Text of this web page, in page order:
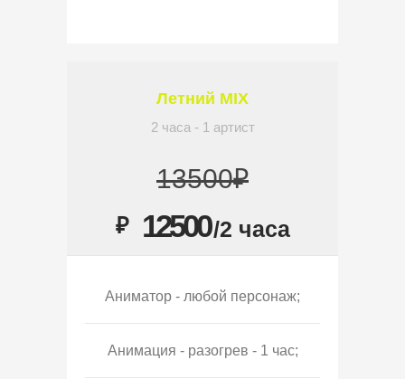
Летний MIX
2 часа - 1 артист
13500₽
₽ 12500/2 часа
Аниматор - любой персонаж;
Анимация - разогрев - 1 час;